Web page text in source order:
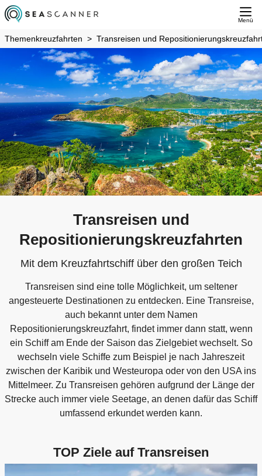
Menü
Themenkreuzfahrten Transreisen und
Transreisen und
Repositionierungskreuzfahrten
Mit dem Kreuzfahrtschiff über den großen Teich
Transreisen sind eine tolle Möglichkeit, um seltener
angesteuerte Destinationen zu entdecken. Eine Transreise,
auch bekannt unter dem Namen
Repositionierungskreuzfahrt, findet immer dann statt, wenn
ein Schiff am Ende der Saison das Zielgebiet wechselt. So
wechseln viele Schiffe zum Beispiel je nach Jahreszeit
zwischen der Karibik und Westeuropa oder von den USA ins
Mittelmeer. Zu Transreisen gehören aufgrund der Länge der
Strecke auch immer viele Seetage, an denen dafür das Schiff
umfassend erkundet werden kann.
TOP Ziele auf Transreisen